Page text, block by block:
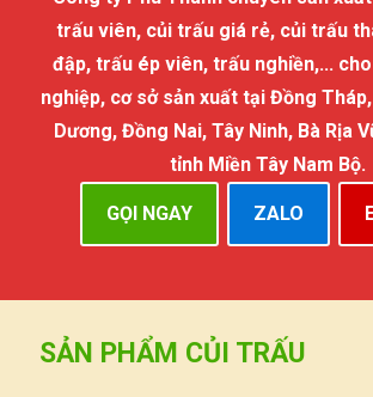
trấu viên, củi trấu giá rẻ, củi trấu
đập, trấu ép viên, trấu nghiền,...
nghiệp, cơ sở sản xuất tại Đồng Tháp,
Dương, Đồng Nai, Tây Ninh, Bà Rịa
tỉnh Miền Tây Nam Bộ.
GỌI NGAY ZALO
SẢN PHẨM CỦI TRẤU